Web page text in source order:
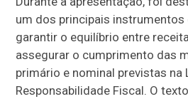
um dos principais
garantir o equilíbrio entre
assegurar o cumprimento das
primário e nominal previstas na
Responsabilidade Fiscal. O